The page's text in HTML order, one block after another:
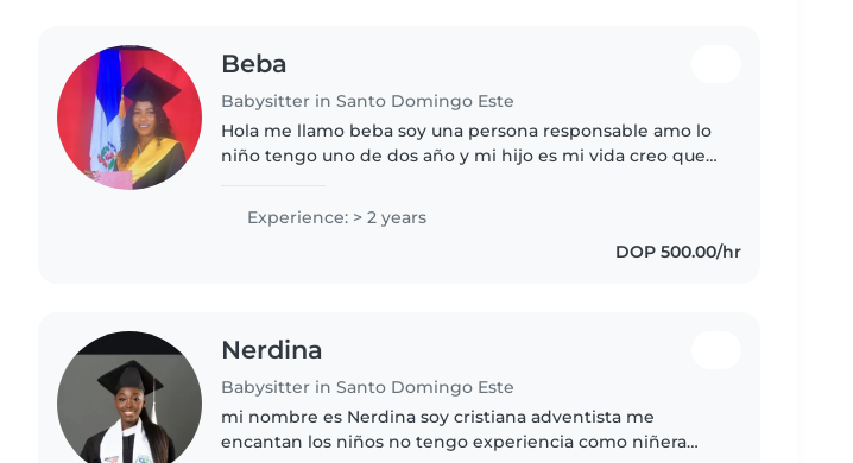
Beba
Babysitter in Santo Domingo Este
Hola me llamo beba soy una persona responsable amo lo
niño tengo uno de dos año y mi hijo es mi vida creo que
catar me encatar..
Experience: > 2 years
DOP 500.00/hr
Nerdina
Babysitter in Santo Domingo Este
mi nombre es Nerdina soy cristiana adventista me
encantan los niños no tengo experiencia como niñera